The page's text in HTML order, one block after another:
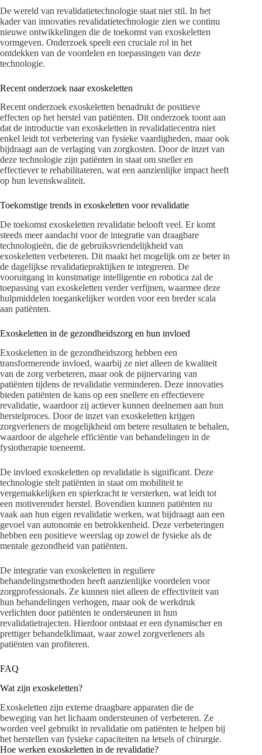
De wereld van revalidatietechnologie staat niet stil. In het
kader van innovaties revalidatietechnologie zien we continu
nieuwe ontwikkelingen die de toekomst van exoskeletten
vormgeven. Onderzoek speelt een cruciale rol in het
ontdekken van de voordelen en toepassingen van deze
technologie.
Recent onderzoek naar exoskeletten
Recent onderzoek exoskeletten benadrukt de positieve
effecten op het herstel van patiënten. Dit onderzoek toont aan
dat de introductie van exoskeletten in revalidatiecentra niet
enkel leidt tot verbetering van fysieke vaardigheden, maar ook
bijdraagt aan de verlaging van zorgkosten. Door de inzet van
deze technologie zijn patiënten in staat om sneller en
effectiever te rehabilitateren, wat een aanzienlijke impact heeft
op hun levenskwaliteit.
Toekomstige trends in exoskeletten voor revalidatie
De toekomst exoskeletten revalidatie belooft veel. Er komt
steeds meer aandacht voor de integratie van draagbare
technologieën, die de gebruiksvriendelijkheid van
exoskeletten verbeteren. Dit maakt het mogelijk om ze beter in
de dagelijkse revalidatiepraktijken te integreren. De
vooruitgang in kunstmatige intelligentie en robotica zal de
toepassing van exoskeletten verder verfijnen, waarmee deze
hulpmiddelen toegankelijker worden voor een breder scala
aan patiënten.
Exoskeletten in de gezondheidszorg en hun invloed
Exoskeletten in de gezondheidszorg hebben een
transformerende invloed, waarbij ze niet alleen de kwaliteit
van de zorg verbeteren, maar ook de pijnervaring van
patiënten tijdens de revalidatie verminderen. Deze innovaties
bieden patiënten de kans op een snellere en effectievere
revalidatie, waardoor zij actiever kunnen deelnemen aan hun
herstelproces. Door de inzet van exoskeletten krijgen
zorgverleners de mogelijkheid om betere resultaten te behalen,
waardoor de algehele efficiëntie van behandelingen in de
fysiotherapie toeneemt.
De invloed exoskeletten op revalidatie is significant. Deze
technologie stelt patiënten in staat om mobiliteit te
vergemakkelijken en spierkracht te versterken, wat leidt tot
een motiverender herstel. Bovendien kunnen patiënten nu
vaak aan hun eigen revalidatie werken, wat bijdraagt aan een
gevoel van autonomie en betrokkenheid. Deze verbeteringen
hebben een positieve weerslag op zowel de fysieke als de
mentale gezondheid van patiënten.
De integratie van exoskeletten in reguliere
behandelingsmethoden heeft aanzienlijke voordelen voor
zorgprofessionals. Ze kunnen niet alleen de effectiviteit van
hun behandelingen verhogen, maar ook de werkdruk
verlichten door patiënten te ondersteunen in hun
revalidatietrajecten. Hierdoor ontstaat er een dynamischer en
prettiger behandelklimaat, waar zowel zorgverleners als
patiënten van profiteren.
FAQ
Wat zijn exoskeletten?
Exoskeletten zijn externe draagbare apparaten die de
beweging van het lichaam ondersteunen of verbeteren. Ze
worden veel gebruikt in revalidatie om patiënten te helpen bij
het herstellen van fysieke capaciteiten na letsels of chirurgie.
Hoe werken exoskeletten in de revalidatie?